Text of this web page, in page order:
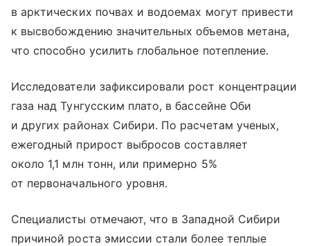
в арктических почвах и водоемах могут привести
к высвобождению значительных объемов метана,
что способно усилить глобальное потепление.
Исследователи зафиксировали рост концентрации
газа над Тунгусским плато, в бассейне Оби
и других районах Сибири. По расчетам ученых,
ежегодный прирост выбросов составляет
около 1,1 млн тонн, или примерно 5%
от первоначального уровня.
Специалисты отмечают, что в Западной Сибири
причиной роста эмиссии стали более теплые